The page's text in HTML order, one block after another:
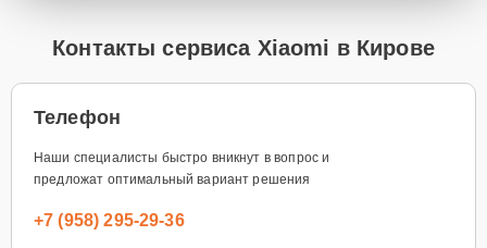
Контакты сервиса Xiaomi в Кирове
Телефон
Наши специалисты быстро вникнут в вопрос и
предложат оптимальный вариант решения
+7 (958) 295-29-36